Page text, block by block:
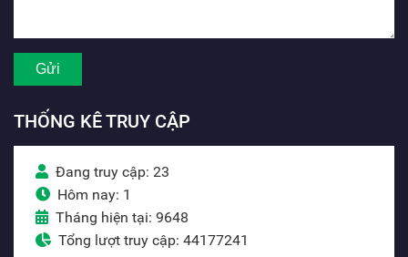
THỐNG KÊ TRUY CẬP
Đang truy cập: 23
Hôm nay: 1
Tháng hiện tại: 9648
Tổng lượt truy cập: 44177241